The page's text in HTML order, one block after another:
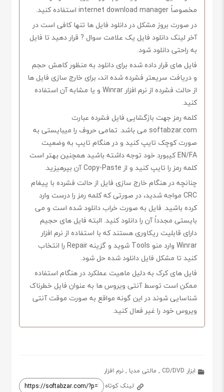
مخصوصاً internet download manager استفاده کنید.
در صورت بروز مشکل در دانلود فایل ها تنها کافی است در
آخر لینک دانلود فایل یک علامت سوال ? قرار دهید تا فایل
به راحتی دانلود شود.
فایل های قرار داده شده برای دانلود به منظور کاهش حجم
و دریافت سریعتر فشرده شده اند، برای خارج سازی فایل ها
از حالت فشرده از نرم افزار Winrar و یا مشابه آن استفاده
کنید.
کلمه رمز جهت بازگشایی فایل فشرده عبارت
softabzar.com می باشد. تمامی حروف را میبایستی به
صورت کوچک تایپ کنید و در هنگام تایپ به وضعیت
EN/FA کیبورد خود توجه داشته باشید همچنین بهتر است
کلمه رمز را تایپ کنید و از Copy-Paste آن بپرهیزید.
چنانچه در هنگام خارج سازی فایل از حالت فشرده با پیغام
CRC مواجه شدید، در صورتی که کلمه رمز را درست وارد
کرده باشید. فایل به صورت خراب دانلود شده است و می
بایستی مجدداً آن را دانلود کنید. البته فایل های حجیم
دارای قابلیت ریکاوری هستند که با استفاده از نرم افزار
Winrar وارد منو Tools شوید و گزینه Repair را انتخاب
کنید تا مشکل فایل دانلود شده حل شود.
فایل های کرک به دلیل ماهیت عملکرد در هنگام استفاده
ممکن است توسط آنتی ویروس ها به عنوان فایل خطرناک
شناسایی شوند در این گونه مواقع به صورت موقت آنتی
ویروس خود را غیر فعال کنید.
ابزار CD/DVD , مالتی مدیا ,نرم افزار
لینک کوتاه